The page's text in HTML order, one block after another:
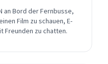
an Bord der Fernbusse,
Film zu schauen, E-
Freunden zu chatten.